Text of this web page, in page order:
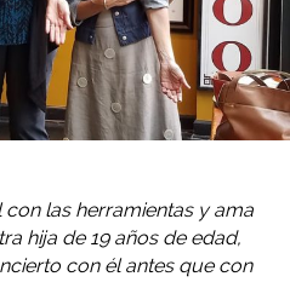
con las herramientas y ama
hija de 19 años de edad,
con él antes que con